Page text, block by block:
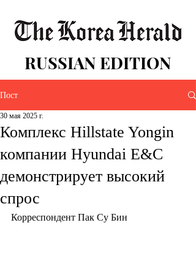
RUSSIAN EDITION
Пост
Комплекс Hillstate Yongin
компании Hyundai E&C
демонстрирует высокий
спрос
30 мая 2025 г.
Корреспондент Пак Су Бин